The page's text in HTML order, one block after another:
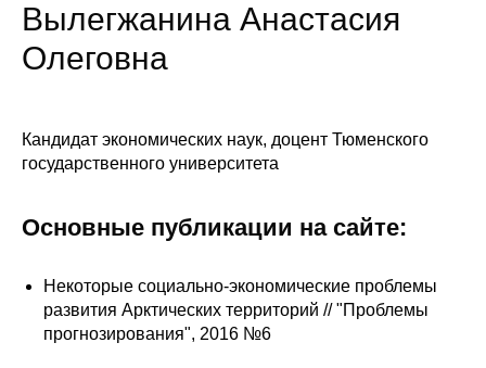
Научные подразделения
Сотрудники
Отчетность
Вылегжанина Анастасия
Олеговна
Кандидат экономических наук, доцент Тюменского
государственного университета
Основные публикации на сайте:
Некоторые социально-экономические проблемы
развития Арктических территорий // "Проблемы
прогнозирования", 2016 №6